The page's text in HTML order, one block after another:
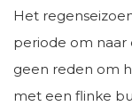
Het
periode om naar
geen reden om
met een flinke